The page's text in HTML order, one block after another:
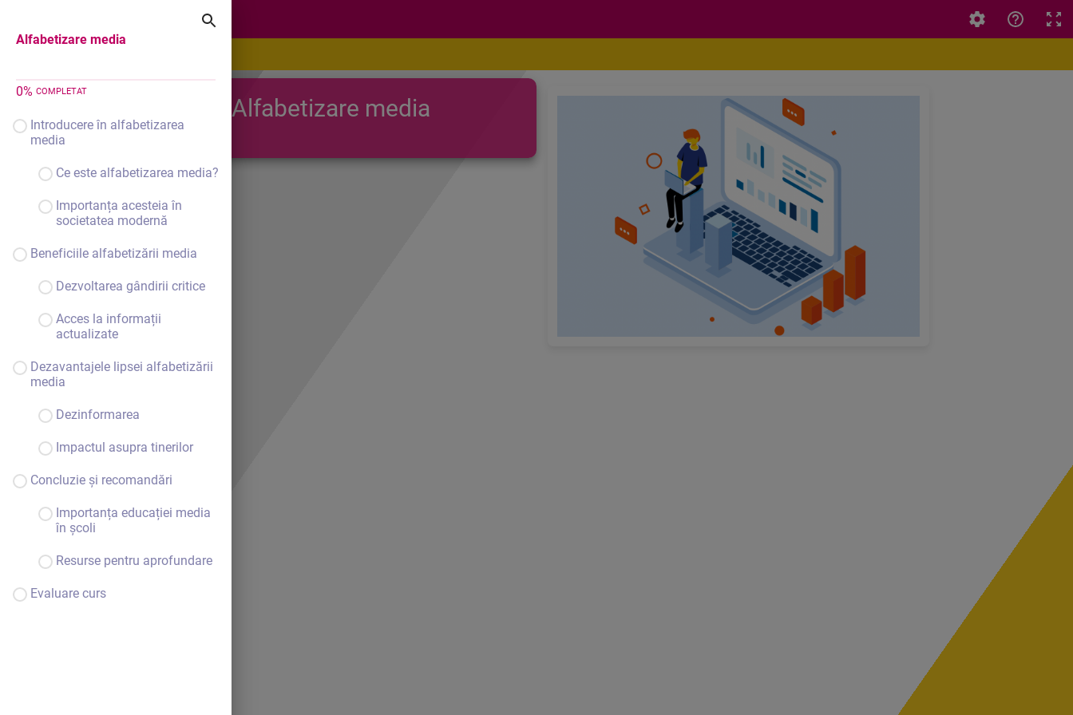
Alfabetizare media
0% COMPLETAT
Introducere în alfabetizarea
media
Ce este alfabetizarea media?
Importanța acesteia în
societatea modernă
Beneficiile alfabetizării media
Dezvoltarea gândirii critice
Acces la informații
actualizate
Dezavantajele lipsei alfabetizării
media
Dezinformarea
Impactul asupra tinerilor
Concluzie și recomandări
Importanța educației media
în școli
Resurse pentru aprofundare
Evaluare curs
Alfabetizare media